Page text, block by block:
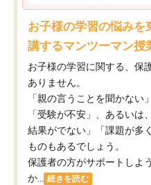
お子様の学習の悩みを
講するマンツーマン授
お子様の学習に関する、保
ありません。
「親の言うことを聞かない
「受験が不安」、あるいは
結果がでない」「課題が多
ものもあるでしょう。
保護者の方がサポートしよ
か...
続きを読む